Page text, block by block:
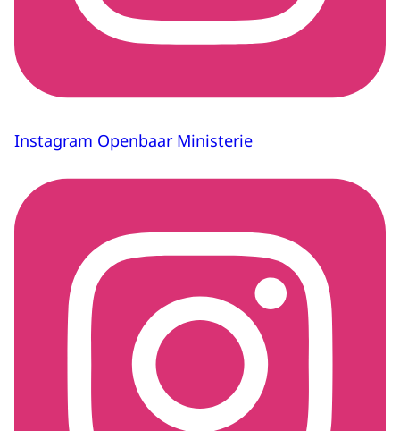
Instagram Openbaar Ministerie